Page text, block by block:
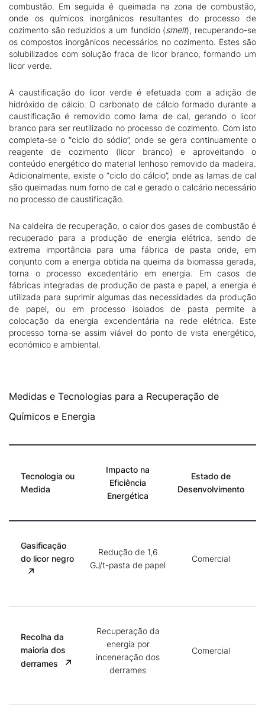
combustão. Em seguida é queimada na zona de combustão,
onde os químicos inorgânicos resultantes do processo de
cozimento são reduzidos a um fundido (smelt), recuperando-se
os compostos inorgânicos necessários no cozimento. Estes são
solubilizados com solução fraca de licor branco, formando um
licor verde.
A caustificação do licor verde é efetuada com a adição de
hidróxido de cálcio. O carbonato de cálcio formado durante a
caustificação é removido como lama de cal, gerando o licor
branco para ser reutilizado no processo de cozimento. Com isto
completa-se o “ciclo do sódio”, onde se gera continuamente o
reagente de cozimento (licor branco) e aproveitando o
conteúdo energético do material lenhoso removido da madeira.
Adicionalmente, existe o “ciclo do cálcio”, onde as lamas de cal
são queimadas num forno de cal e gerado o calcário necessário
no processo de caustificação.
Na caldeira de recuperação, o calor dos gases de combustão é
recuperado para a produção de energia elétrica, sendo de
extrema importância para uma fábrica de pasta onde, em
conjunto com a energia obtida na queima da biomassa gerada,
torna o processo excedentário em energia. Em casos de
fábricas integradas de produção de pasta e papel, a energia é
utilizada para suprimir algumas das necessidades da produção
de papel, ou em processo isolados de pasta permite a
colocação da energia excendentária na rede elétrica. Este
processo torna-se assim viável do ponto de vista energético,
económico e ambiental.
Medidas e Tecnologias para a Recuperação de
Químicos e Energia
Tecnologia ou
Medida
Impacto na
Eficiência
Energética
Estado de
Desenvolvimento
Gasificação
do licor negro
Redução de 1,6
GJ/t-pasta de papel
Comercial
Recolha da
maioria dos
derrames
Recuperação da
energia por
inceneração dos
derrames
Comercial